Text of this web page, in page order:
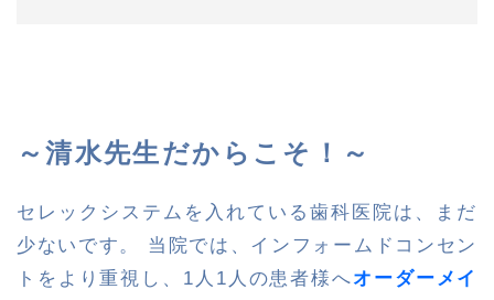
～清水先生だからこそ！～
セレックシステムを入れている歯科医院は、まだ
少ないです。 当院では、インフォームドコンセン
トをより重視し、1人1人の患者様へオーダーメイ